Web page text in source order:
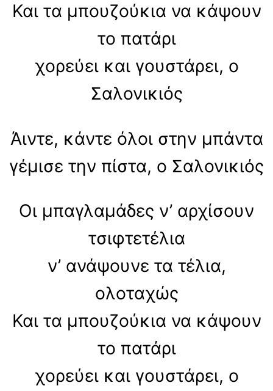
Και τα μπουζούκια να κάψουν
το πατάρι
χορεύει και γουστάρει, ο
Σαλονικιός
Άιντε, κάντε όλοι στην μπάντα
γέμισε την πίστα, ο Σαλονικιός
Οι μπαγλαμάδες ν’ αρχίσουν
τσιφτετέλια
ν’ ανάψουνε τα τέλια,
ολοταχώς
Και τα μπουζούκια να κάψουν
το πατάρι
χορεύει και γουστάρει, ο